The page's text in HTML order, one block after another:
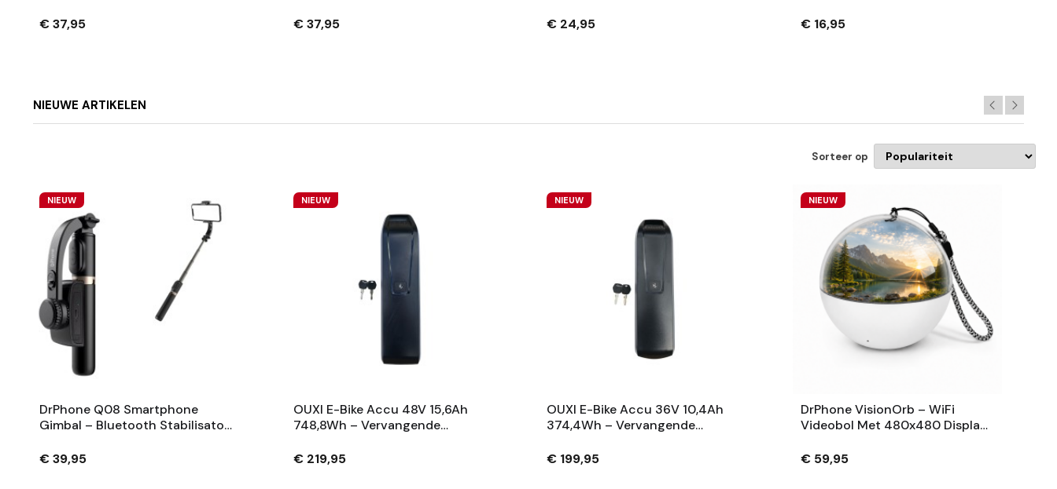
Oplaadbaar – 3 Lichtkleuren –
€ 37,95
Lichtkleuren, USB-C, Zwart
€ 37,95
– USB – Geschikt Voor PS5 &
€ 24,95
Werkt Met Alexa & Google –
€ 16,95
NIEUWE ARTIKELEN
Sorteer op
NIEUW
DrPhone Q08 Smartphone
Gimbal – Bluetooth Stabilisator
Zwart
€ 39,95
NIEUW
OUXI E-Bike Accu 48V 15,6Ah
748,8Wh – Vervangende
Sleutels – Zwart
€ 219,95
NIEUW
OUXI E-Bike Accu 36V 10,4Ah
374,4Wh – Vervangende
Sleutels – Zwart
€ 199,95
NIEUW
DrPhone VisionOrb – WiFi
Videobol Met 480x480 Display
– USB-C – Wit
€ 59,95